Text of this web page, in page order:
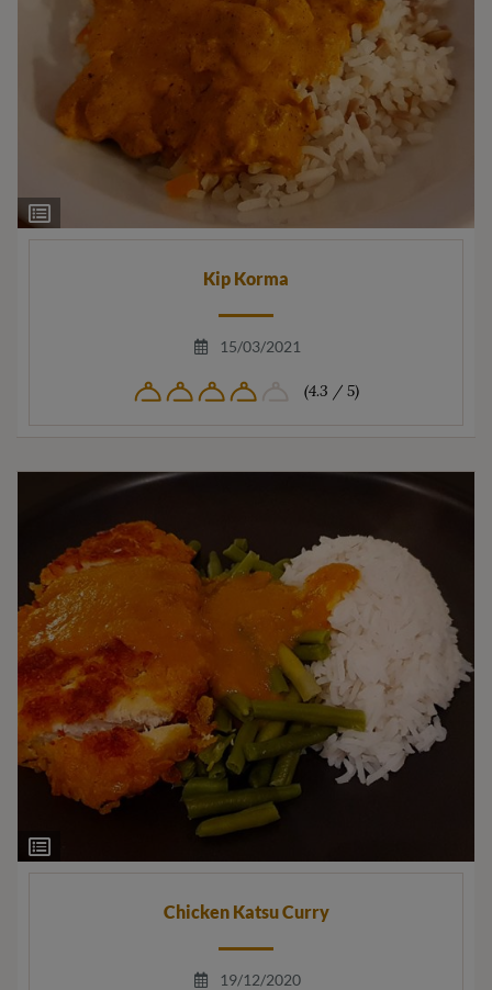
Ingrediëntenlijst
Kip Korma
15/03/2021
(4.3 / 5)
Ingrediëntenlijst
Chicken Katsu Curry
19/12/2020